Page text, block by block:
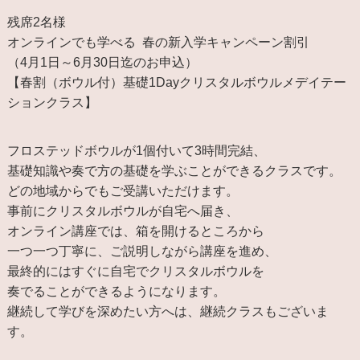
残席2名様
オンラインでも学べる 春の新入学キャンペーン割引
（4月1日～6月30日迄のお申込）
【春割（ボウル付）基礎1Dayクリスタルボウルメデイテー
ションクラス】
フロステッドボウルが1個付いて3時間完結、
基礎知識や奏で方の基礎を学ぶことができるクラスです。
どの地域からでもご受講いただけます。
事前にクリスタルボウルが自宅へ届き、
オンライン講座では、箱を開けるところから
一つ一つ丁寧に、ご説明しながら講座を進め、
最終的にはすぐに自宅でクリスタルボウルを
奏でることができるようになります。
継続して学びを深めたい方へは、継続クラスもございま
す。